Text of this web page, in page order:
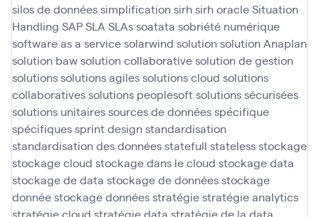
silos de donnéessimplification sirhsirh oracleSituation
Handling SAPSLA SLAssoatata sobriété numérique
software as a servicesolarwind solution solution Anaplan
solution bawsolution collaborativesolution de gestion
solutionssolutions agilessolutions cloud solutions
collaborativessolutions peoplesoftsolutions sécurisées
solutions unitairessources de donnéesspécifique
spécifiquessprint design standardisation
standardisation des donnéesstatefull statelessstockage
stockage cloud stockage dans le cloud stockage data
stockage de data stockage de donnéesstockage
donnéestockage donnéesstratégiestratégie analytics
stratégie cloud stratégie data stratégie de la data